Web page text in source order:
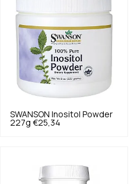
SWANSON Inositol Powder
227g €25,34